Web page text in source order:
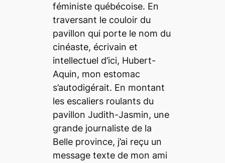
féministe québécoise. En
traversant le couloir du
pavillon qui porte le nom du
cinéaste, écrivain et
intellectuel d’ici, Hubert-
Aquin, mon estomac
s’autodigérait. En montant
les escaliers roulants du
pavillon Judith-Jasmin, une
grande journaliste de la
Belle province, j’ai reçu un
message texte de mon ami